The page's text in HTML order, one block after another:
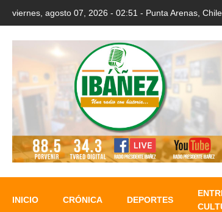
viernes, agosto 07, 2026 - 02:51 - Punta Arenas, Chile
INICIO CRÓNICA DEPORTES